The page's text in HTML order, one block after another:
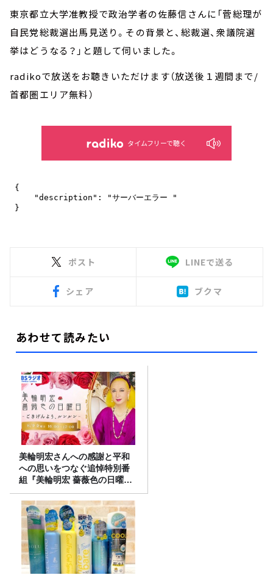
東京都立大学准教授で政治学者の佐藤信さんに「菅総理が
自民党総裁選出馬見送り。その背景と、総裁選、衆議院選
挙はどうなる？」と題して伺いました。
radikoで放送をお聴きいただけます（放送後１週間まで/
首都圏エリア無料）
タイムフリーで聴く
ポスト LINEで送る
シェア ブクマ
あわせて読みたい
美輪明宏さんへの感謝と平和
への思いをつなぐ追悼特別番
組『美輪明宏 薔薇色の日曜日
～ごきげんよう、ルンルン
～』8/9（日）16時放送